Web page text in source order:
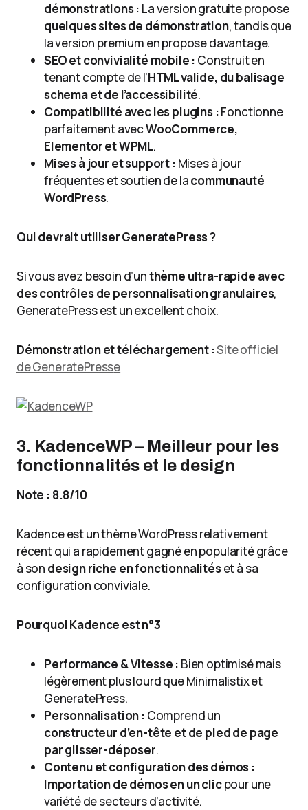
démonstrations : La version gratuite propose
quelques sites de démonstration, tandis que
la version premium en propose davantage.
SEO et convivialité mobile : Construit en
tenant compte de l’HTML valide, du balisage
schema et de l’accessibilité.
Compatibilité avec les plugins :Fonctionne
parfaitement avecWooCommerce,
Elementor et WPML.
Mises à jour et support : Mises à jour
fréquentes et soutien de lacommunauté
WordPress.
Qui devrait utiliser GeneratePress ?
Si vous avez besoin d’unthème ultra-rapide avec
des contrôles de personnalisation granulaires,
GeneratePress est un excellent choix.
Démonstration et téléchargement :Site officiel
de GeneratePresse
3. KadenceWP – Meilleur pour les
fonctionnalités et le design
Note : 8.8/10
Kadence est un thème WordPress relativement
récent qui a rapidement gagné en popularité grâce
à son design riche en fonctionnalités et à sa
configuration conviviale.
Pourquoi Kadence est n°3
Performance & Vitesse : Bien optimisé mais
légèrement plus lourd que Minimalistix et
GeneratePress.
Personnalisation : Comprend un
constructeur d’en-tête et de pied de page
par glisser-déposer.
Contenu et configuration des démos :
Importation de démos en un clicpour une
variété de secteurs d’activité.